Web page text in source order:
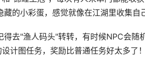
的小彩蛋，感觉就像在江湖里收集自
去"渔人码头"转转，有时候NPC会随
计图任务，奖励比普通任务好太多了！